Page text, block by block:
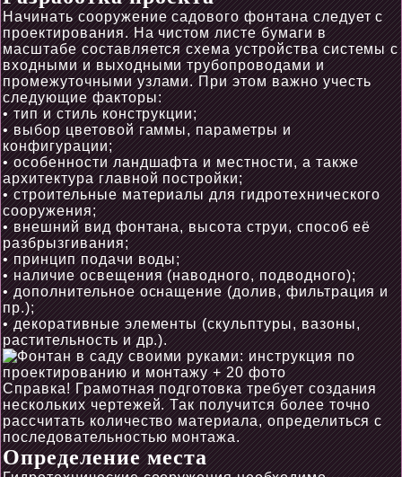
Начинать сооружение садового фонтана следует с
проектирования. На чистом листе бумаги в
масштабе составляется схема устройства системы с
входными и выходными трубопроводами и
промежуточными узлами. При этом важно учесть
следующие факторы:
• тип и стиль конструкции;
• выбор цветовой гаммы, параметры и
конфигурации;
• особенности ландшафта и местности, а также
архитектура главной постройки;
• строительные материалы для гидротехнического
сооружения;
• внешний вид фонтана, высота струи, способ её
разбрызгивания;
• принцип подачи воды;
• наличие освещения (наводного, подводного);
• дополнительное оснащение (долив, фильтрация и
пр.);
• декоративные элементы (скульптуры, вазоны,
растительность и др.).
Справка! Грамотная подготовка требует создания
нескольких чертежей. Так получится более точно
рассчитать количество материала, определиться с
последовательностью монтажа.
Определение места